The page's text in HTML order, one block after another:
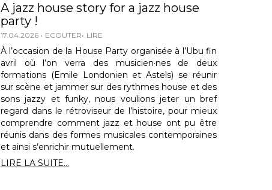
A jazz house story for a jazz house
party !
17.04.2026 ECOUTER LIRE
À l’occasion de la House Party organisée à l’Ubu fin
avril où l’on verra des musicien·nes de deux
formations (Emile Londonien et Astels) se réunir
sur scène et jammer sur des rythmes house et des
sons jazzy et funky, nous voulions jeter un bref
regard dans le rétroviseur de l’histoire, pour mieux
comprendre comment jazz et house ont pu être
réunis dans des formes musicales contemporaines
et ainsi s’enrichir mutuellement.
LIRE LA SUITE...